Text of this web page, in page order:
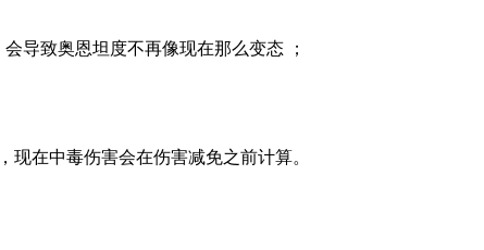
导致奥恩坦度不再像现在那么变态 ；
现在中毒伤害会在伤害减免之前计算。